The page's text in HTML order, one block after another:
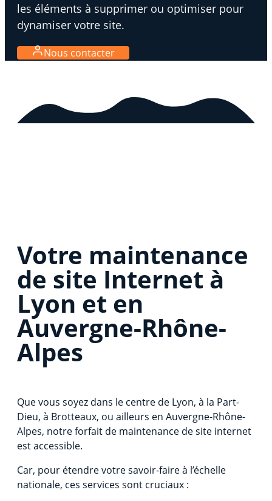
les éléments à supprimer ou optimiser pour
dynamiser votre site.
Nous contacter
Votre maintenance
de site Internet à
Lyon et en
Auvergne-Rhône-
Alpes
Que vous soyez dans le centre de Lyon, à la Part-
Dieu, à Brotteaux, ou ailleurs en Auvergne-Rhône-
Alpes, notre forfait de maintenance de site internet
est accessible.
Car, pour étendre votre savoir-faire à l’échelle
nationale, ces services sont cruciaux :